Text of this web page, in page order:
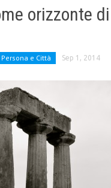
orizzonte
Persona e Città Sep 1, 2014